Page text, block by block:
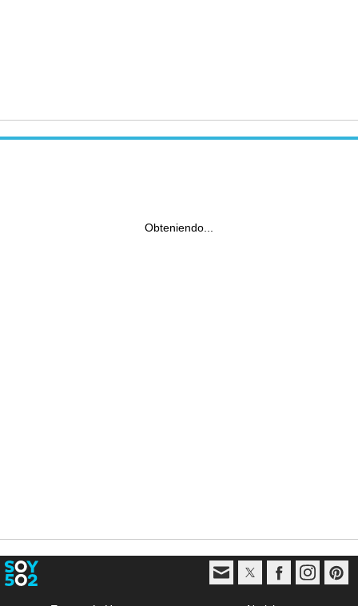
Obteniendo...